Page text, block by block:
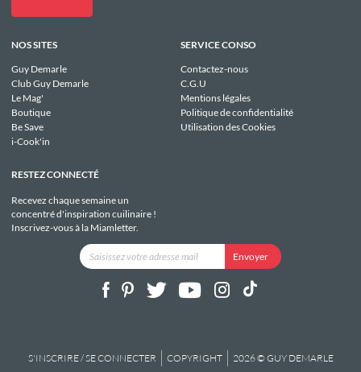
NOS SITES
Guy Demarle
Club Guy Demarle
Le Mag'
Boutique
Be Save
i-Cook'in
SERVICE CONSO
Contactez-nous
C.G.U
Mentions légales
Politique de confidentialité
Utilisation des Cookies
RESTEZ CONNECTÉ
Recevez chaque semaine un
concentré d'inspiration cuilinaire !
Inscrivez-vous à la Miamletter.
S'INSCRIRE / SE CONNECTER COPYRIGHT 2026 © GUY DEMARLE